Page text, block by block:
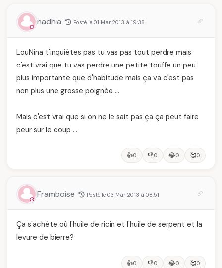
nadhia Posté le 01 Mar 2013 à 19:38
LouNina t'inquiètes pas tu vas pas tout perdre mais
c'est vrai que tu vas perdre une petite touffe un peu
plus importante que d'habitude mais ça va c'est pas
non plus une grosse poignée …
Mais c'est vrai que si on ne le sait pas ça ça peut faire
peur sur le coup …
👍0 👎0 😂0 🥰0
Framboise Posté le 03 Mar 2013 à 08:51
Ça s'achète où l'huile de ricin et l'huile de serpent et la
levure de bierre?
👍0 👎0 😂0 🥰0